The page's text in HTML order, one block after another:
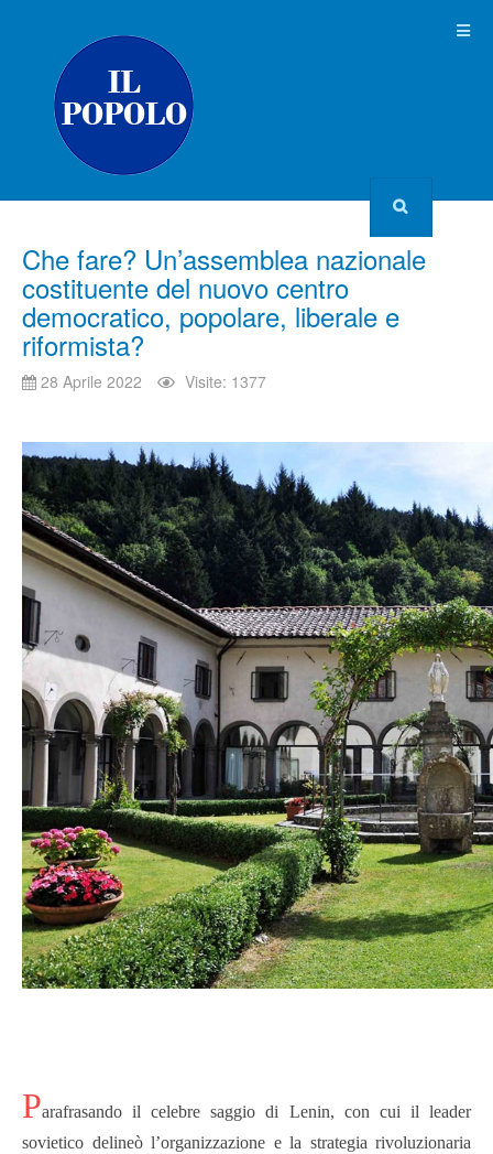
Che fare? Un’assemblea nazionale
costituente del nuovo centro
democratico, popolare, liberale e
riformista?
28 Aprile 2022 Visite: 1377
Parafrasando il celebre saggio di Lenin, con cui il leader
sovietico delineò l’organizzazione e la strategia rivoluzionaria